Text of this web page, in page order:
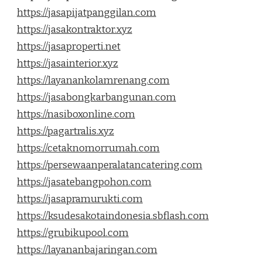
https://jasapijatpanggilan.com
https://jasakontraktor.xyz
https://jasaproperti.net
https://jasainterior.xyz
https://layanankolamrenang.com
https://jasabongkarbangunan.com
https://nasiboxonline.com
https://pagartralis.xyz
https://cetaknomorrumah.com
https://persewaanperalatancatering.com
https://jasatebangpohon.com
https://jasapramurukti.com
https://ksudesakotaindonesia.sbflash.com
https://grubikupool.com
https://layananbajaringan.com